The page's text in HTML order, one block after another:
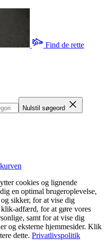
Find de rette
Nulstil søgeord
cookies og lignende
en optimal brugeroplevelse,
sikker, for at vise dig
klik-adfærd, for at gøre vores
samt for at vise dig
og eksterne hjemmesider. Klik
dette. Privatlivspolitik